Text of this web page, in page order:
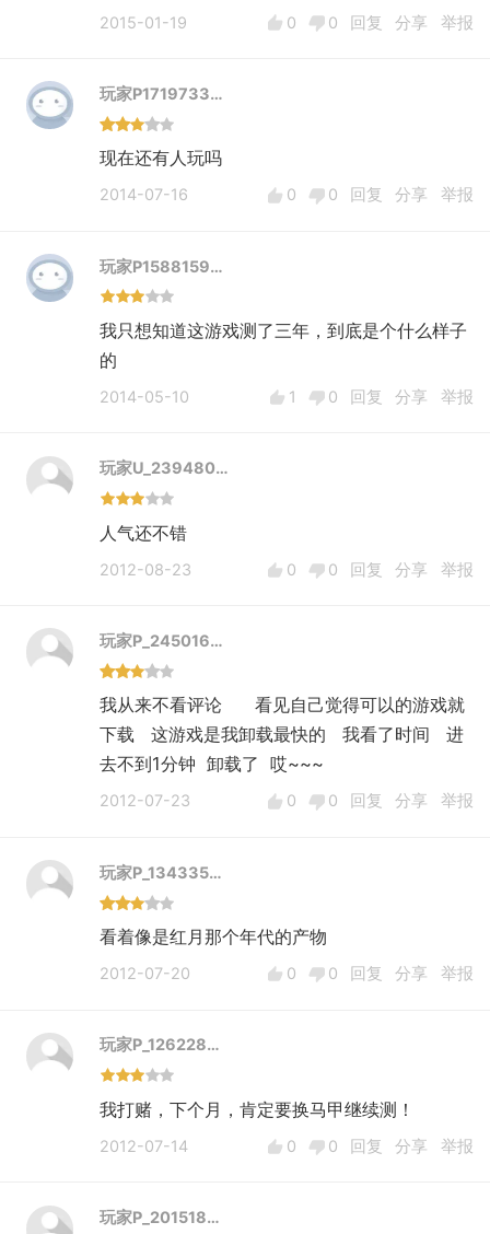
2015-01-19 0 0 回复 分享 举报
玩家P1719733…
现在还有人玩吗
2014-07-16 0 0 回复 分享 举报
玩家P1588159…
我只想知道这游戏测了三年，到底是个什么样子
的
2014-05-10 1 0 回复 分享 举报
玩家U_239480…
人气还不错
2012-08-23 0 0 回复 分享 举报
玩家P_245016…
我从来不看评论 看见自己觉得可以的游戏就
下载 这游戏是我卸载最快的 我看了时间 进
去不到1分钟 卸载了 哎~~~
2012-07-23 0 0 回复 分享 举报
玩家P_134335…
看着像是红月那个年代的产物
2012-07-20 0 0 回复 分享 举报
玩家P_126228…
我打赌，下个月，肯定要换马甲继续测！
2012-07-14 0 0 回复 分享 举报
玩家P_201518…